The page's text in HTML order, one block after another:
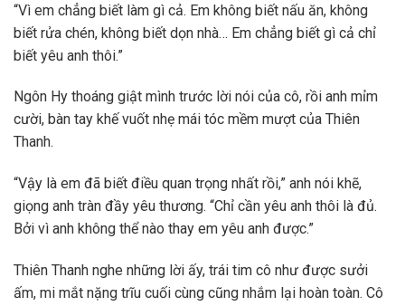
“Vì em chẳng biết làm gì cả. Em không biết nấu ăn, không
biết rửa chén, không biết dọn nhà… Em chẳng biết gì cả chỉ
biết yêu anh thôi.”
Ngôn Hy thoáng giật mình trước lời nói của cô, rồi anh mỉm
cười, bàn tay khế vuốt nhẹ mái tóc mềm mượt của Thiên
Thanh.
“Vậy là em đã biết điều quan trọng nhất rồi,” anh nói khẽ,
giọng anh tràn đầy yêu thương. “Chỉ cần yêu anh thôi là đủ.
Bởi vì anh không thể nào thay em yêu anh được.”
Thiên Thanh nghe những lời ấy, trái tim cô như được sưởi
ấm, mi mắt nặng trĩu cuối cùng cũng nhắm lại hoàn toàn. Cô